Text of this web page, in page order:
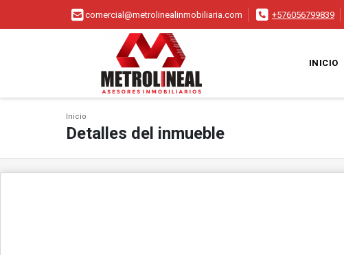
comercial@metrolinealinmobiliaria.com +576056799839
INICIO
Inicio
Detalles del inmueble